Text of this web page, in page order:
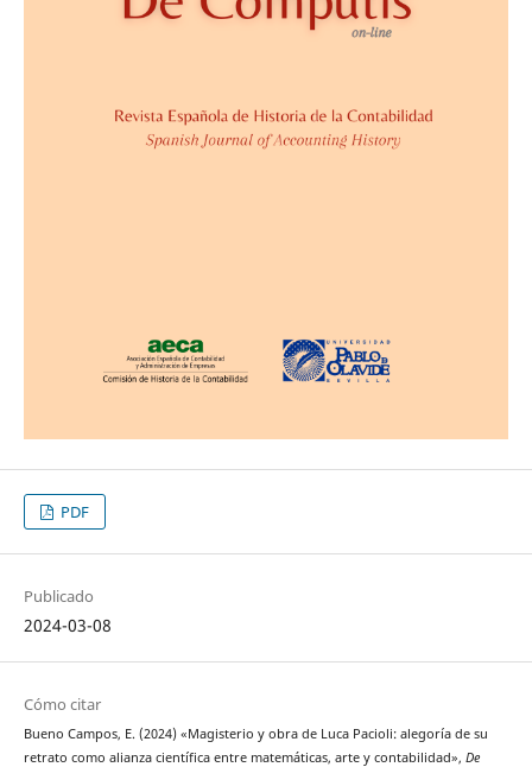
PDF
Publicado
2024-03-08
Cómo citar
Bueno Campos, E. (2024) «Magisterio y obra de Luca Pacioli: alegoría de su
retrato como alianza científica entre matemáticas, arte y contabilidad», De